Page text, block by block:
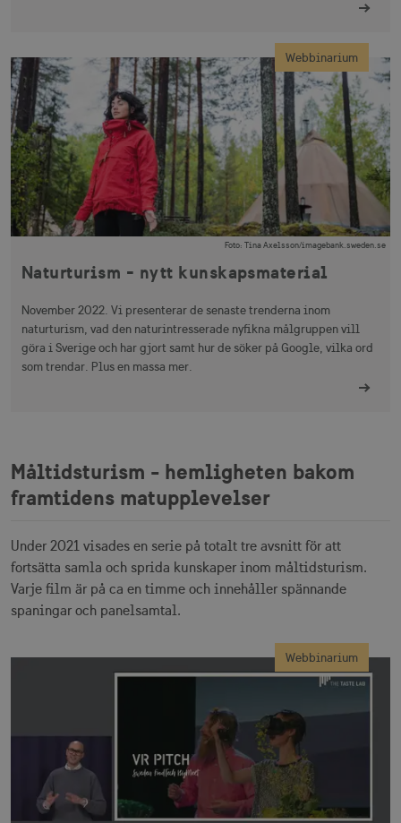
Foto: Tina Axelsson/imagebank.sweden.se
Webbinarium
Naturturism - nytt kunskapsmaterial
November 2022. Vi presenterar de senaste trenderna inom
naturturism, vad den naturintresserade nyfikna målgruppen vill
göra i Sverige och har gjort samt hur de söker på Google, vilka ord
som trendar. Plus en massa mer.
Måltidsturism - hemligheten bakom
framtidens matupplevelser
Under 2021 visades en serie på totalt tre avsnitt för att
fortsätta samla och sprida kunskaper inom måltidsturism.
Varje film är på ca en timme och innehåller spännande
spaningar och panelsamtal.
Webbinarium